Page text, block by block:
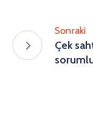
Sonraki
Çek